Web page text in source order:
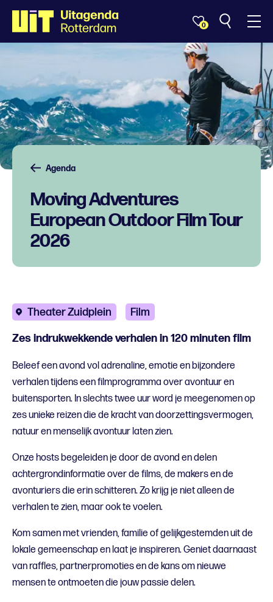
0
Agenda
Moving Adventures
European Outdoor Film Tour
2026
Theater Zuidplein Film
Zes indrukwekkende verhalen in 120 minuten film
Beleef een avond vol adrenaline, emotie en bijzondere
verhalen tijdens een filmprogramma over avontuur en
buitensporten. In slechts twee uur word je meegenomen op
zes unieke reizen die de kracht van doorzettingsvermogen,
natuur en menselijk avontuur laten zien.
Onze hosts begeleiden je door de avond en delen
achtergrondinformatie over de films, de makers en de
avonturiers die erin schitteren. Zo krijg je niet alleen de
verhalen te zien, maar ook te voelen.
Kom samen met vrienden, familie of gelijkgestemden uit de
lokale gemeenschap en laat je inspireren. Geniet daarnaast
van raffles, partnerpromoties en de kans om nieuwe
mensen te ontmoeten die jouw passie delen.